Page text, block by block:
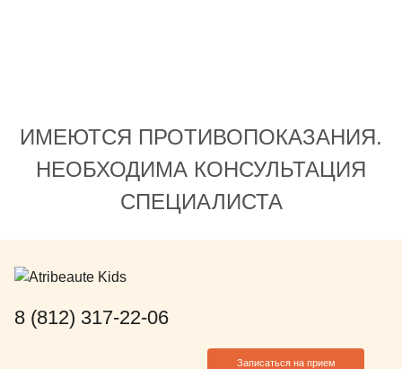
ИМЕЮТСЯ ПРОТИВОПОКАЗАНИЯ.
НЕОБХОДИМА КОНСУЛЬТАЦИЯ
СПЕЦИАЛИСТА
8 (812) 317-22-06
Записаться на прием